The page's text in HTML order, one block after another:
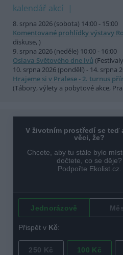
kalendář akcí
8. srpna 2026 (sobota) 14:00 - 15:00
Komentované prohlídky výstavy
diskuse, )
9. srpna 2026 (neděle) 10:00 - 16:00
Oslava Světového dne lvů
10. srpna 2026 (pondělí) - 14. srpna
Hrajeme si v Pralese - 2. turnus
(Tábory, výlety a pobytové akce,